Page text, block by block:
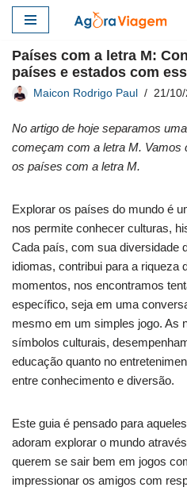
para
o
conteúdo
Países com a letra M:
países e estados com
Maicon Rodrigo Paul 21/
No artigo de hoje separamos
começam com a letra M. Vamos
os países com a letra M.
Explorar os países do mundo é
nos permite conhecer culturas,
Cada país, com sua diversidade
idiomas, contribui para a riqueza
momentos, nos encontramos
específico, seja em uma
mesmo em um simples jogo. As
símbolos culturais,
educação quanto no
entre conhecimento e diversão.
Este guia é pensado para
adoram explorar o mundo
querem se sair bem em jogos
impressionar os amigos com